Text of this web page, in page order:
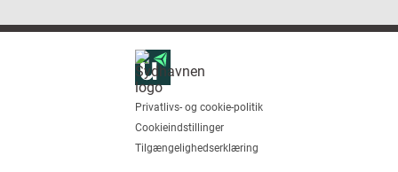
Privatlivs- og cookie-politik
Cookieindstillinger
Tilgængelighedserklæring